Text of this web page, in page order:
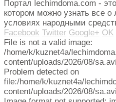
Портал lechimdoma.com -
котором можно узнать все
условиях народными
Facebook Twitter Google+ OK
File is not a valid image:
/home/k/kuznet4a/
content/uploads/2026/08/
Problem detected on
file:/home/k/kuznet4a/
content/uploads/2026/08/